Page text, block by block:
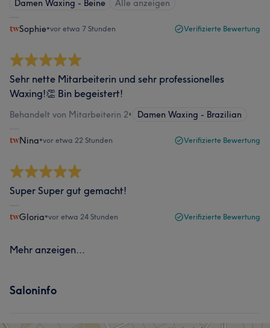
Damen Waxing - Beine Alle anzeigen
Sophie•vor etwa 7 Stunden Verifizierte Bewertung
Sehr nette Mitarbeiterin und sehr professionelles
Waxing!👏 Bin begeistert!
Behandelt von Mitarbeiterin 2• Damen Waxing - Brazilian
Nina•vor etwa 22 Stunden Verifizierte Bewertung
Super Super gut gemacht!
Gloria•vor etwa 24 Stunden Verifizierte Bewertung
Mehr anzeigen...
Saloninfo